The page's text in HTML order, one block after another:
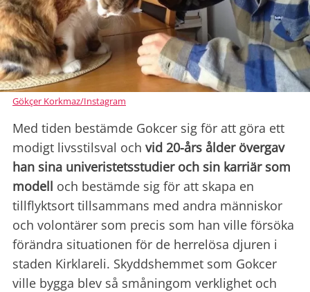
Gökçer Korkmaz/Instagram
Med tiden bestämde Gokcer sig för att göra ett
modigt livsstilsval och vid 20-års ålder övergav
han sina univeristetsstudier och sin karriär som
modell och bestämde sig för att skapa en
tillflyktsort tillsammans med andra människor
och volontärer som precis som han ville försöka
förändra situationen för de herrelösa djuren i
staden Kirklareli. Skyddshemmet som Gokcer
ville bygga blev så småningom verklighet och